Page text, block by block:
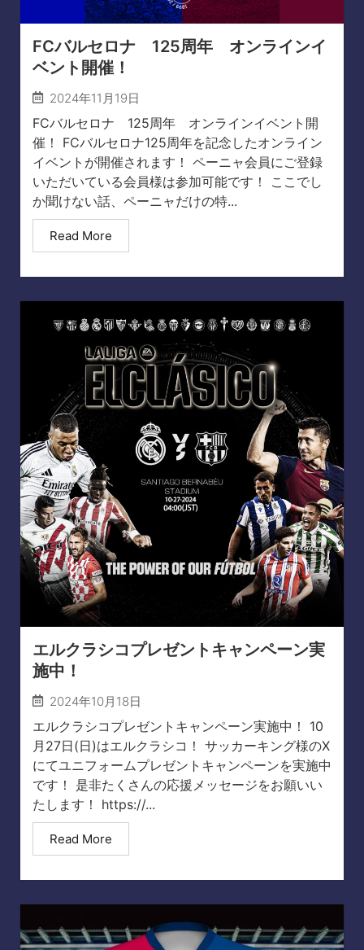
FCバルセロナ 125周年 オンラインイ
ベント開催！
2024年11月19日
FCバルセロナ 125周年 オンラインイベント開
催！ FCバルセロナ125周年を記念したオンライン
イベントが開催されます！ ペーニャ会員にご登録
いただいている会員様は参加可能です！ ここでし
か聞けない話、ペーニャだけの特...
Read More
エルクラシコプレゼントキャンペーン実
施中！
2024年10月18日
エルクラシコプレゼントキャンペーン実施中！ 10
月27日(日)はエルクラシコ！ サッカーキング様のX
にてユニフォームプレゼントキャンペーンを実施中
です！ 是非たくさんの応援メッセージをお願いい
たします！ https://...
Read More